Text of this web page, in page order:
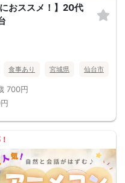
おススメ！】20代
食事あり 宮城県 仙台市
700円